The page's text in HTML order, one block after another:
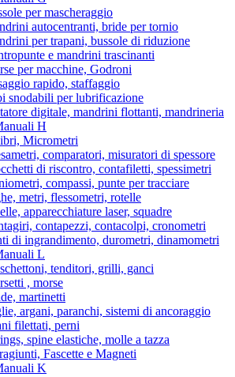
per mascheraggio
autocentranti, bride per tornio
per trapani, bussole di riduzione
e mandrini trascinanti
per macchine, Godroni
rapido, staffaggio
snodabili per lubrificazione
digitale, mandrini flottanti, mandrineria
H
Micrometri
comparatori, misuratori di spessore
di riscontro, contafiletti, spessimetri
compassi, punte per tracciare
metri, flessometri, rotelle
apparecchiature laser, squadre
contapezzi, contacolpi, cronometri
di ingrandimento, durometri, dinamometri
L
tenditori, grilli, ganci
, morse
martinetti
argani, paranchi, sistemi di ancoraggio
filettati, perni
spine elastiche, molle a tazza
Fascette e Magneti
K